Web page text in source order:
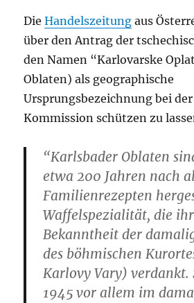
DieHandelszeitung aus
über den Antrag der
den Namen “Karlovarske
Oblaten) als geographische
Ursprungsbezeichnung bei
Kommission schützen zu
“Karlsbader Oblaten
etwa 200 Jahren nach
Familienrezepten
Waffelspezialität, die
Bekanntheit der
des böhmischen
Karlovy Vary) verdankt.
1945 vor allem im